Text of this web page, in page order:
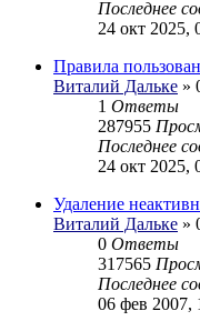
Последнее
24 окт 2025,
Правила
Виталий Дальке »
1 Ответы
287955
Последнее
24 окт 2025,
Удаление
Виталий Дальке »
0 Ответы
317565
Последнее
06 фев 2007,